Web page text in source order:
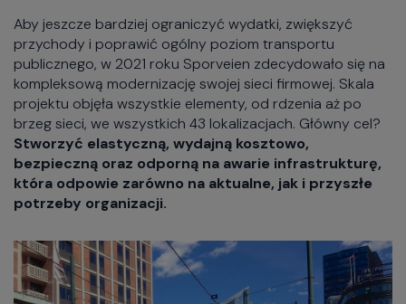
Aby jeszcze bardziej ograniczyć wydatki, zwiększyć
przychody i poprawić ogólny poziom transportu
publicznego, w 2021 roku Sporveien zdecydowało się na
kompleksową modernizację swojej sieci firmowej. Skala
projektu objęła wszystkie elementy, od rdzenia aż po
brzeg sieci, we wszystkich 43 lokalizacjach. Główny cel?
Stworzyć elastyczną, wydajną kosztowo,
bezpieczną oraz odporną na awarie infrastrukturę,
która odpowie zarówno na aktualne, jak i przyszłe
potrzeby organizacji.